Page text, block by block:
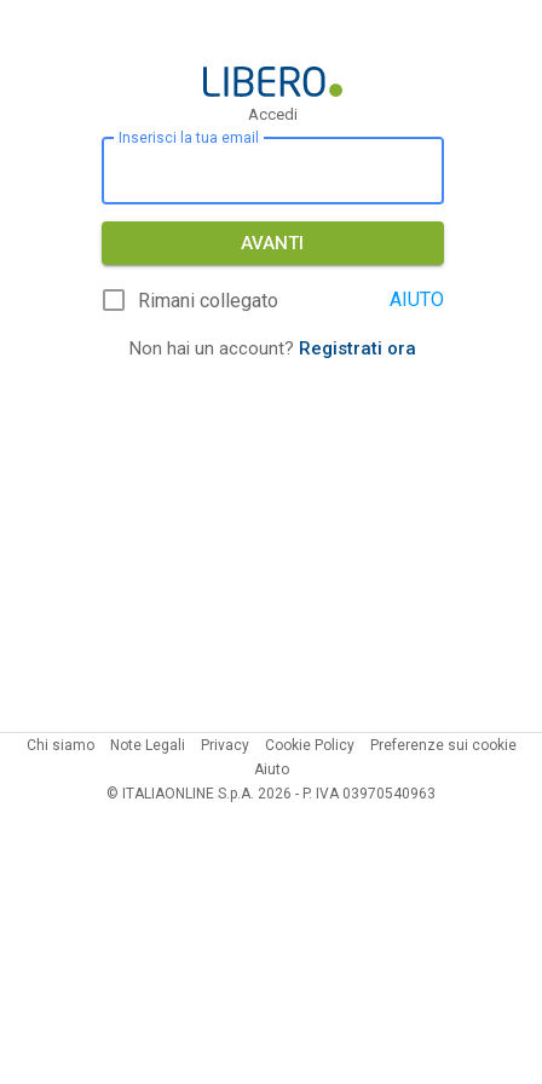
Accedi
Inserisci la tua email
AVANTI
Rimani collegato AIUTO
Non hai un account? Registrati ora
Chi siamo Note Legali Privacy Cookie Policy
Preferenze sui cookie
Aiuto
© ITALIAONLINE S.p.A. 2026 - P. IVA 03970540963